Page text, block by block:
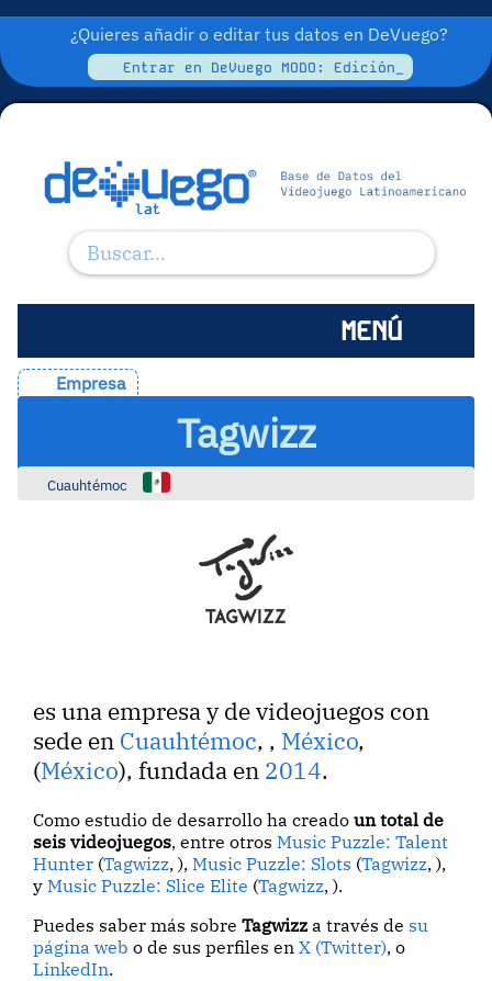
¿Quieres añadir o editar tus datos en DeVuego?
Entrar en DeVuego MODO: Edición_
MENÚ
Empresa
Tagwizz
Cuauhtémoc
es una empresa y de videojuegos con
sede en Cuauhtémoc, , México,
(México), fundada en 2014.
Como estudio de desarrollo ha creadoun total de
seis videojuegos, entre otrosMusic Puzzle: Talent
Hunter (Tagwizz, ),Music Puzzle: Slots (Tagwizz, ),
yMusic Puzzle: Slice Elite (Tagwizz, ).
Puedes saber más sobreTagwizz a través de su
página web o de sus perfiles enX (Twitter), o
LinkedIn.